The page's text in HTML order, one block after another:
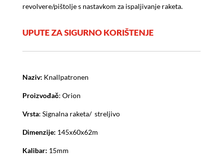
revolvere/pištolje s nastavkom za ispaljivanje raketa.
UPUTE ZA SIGURNO KORIŠTENJE
Naziv: Knallpatronen
Proizvođač: Orion
Vrsta: Signalna raketa/ streljivo
Dimenzije: 145x60x62m
Kalibar: 15mm